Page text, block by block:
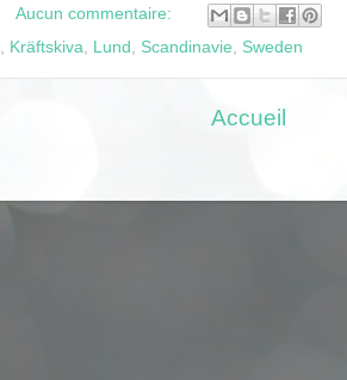
Aucun commentaire:
Kräftskiva Lund Scandinavie Sweden
Accueil